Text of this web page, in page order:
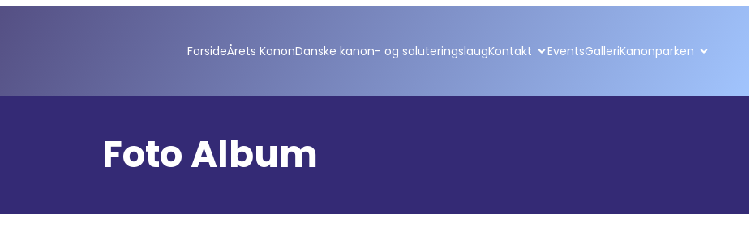
ForsideÅrets KanonDanske kanon- og saluteringslaugKontakt EventsGalleriKanonparken
Foto Album